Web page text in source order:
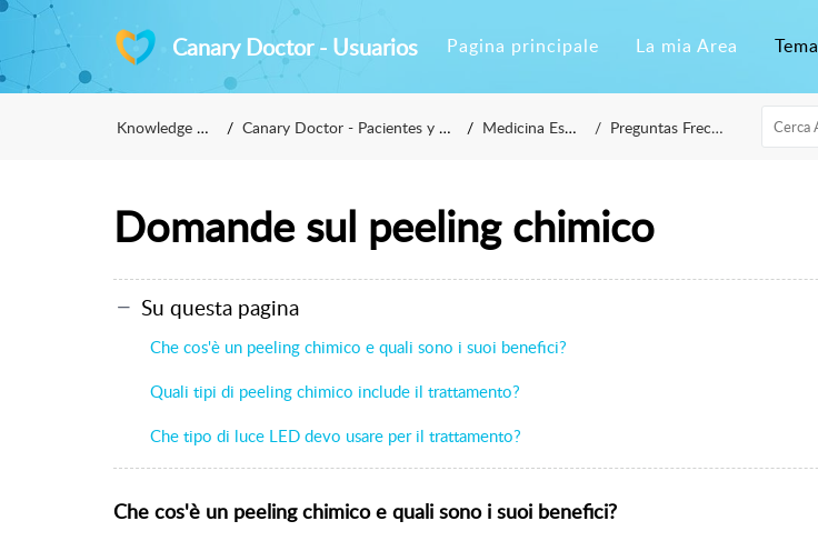
Canary Doctor - Usuarios Pagina principale La mia Area
Knowledge Base Canary Doctor - Pacientes y usuarios Medicina Estética Preguntas Frecuentes
Domande sul peeling chimico
Su questa pagina
Che cos'è un peeling chimico e quali sono i suoi benefici?
Quali tipi di peeling chimico include il trattamento?
Che tipo di luce LED devo usare per il trattamento?
Che cos'è un peeling chimico e quali sono i suoi benefici?